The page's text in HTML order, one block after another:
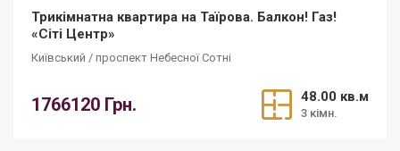
Трикімнатна квартира на Таїрова. Балкон! Газ!
«Сіті Центр»
Київський / проспект Небесної Сотні
1766120 Грн. 48.00 кв.м
3 кімн.